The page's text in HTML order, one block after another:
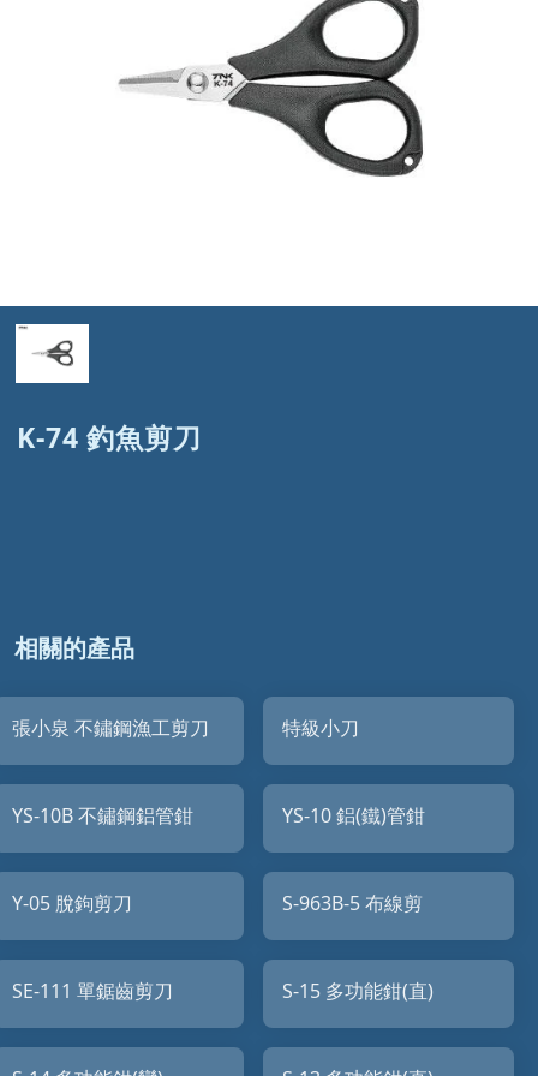
K-74 釣魚剪刀
相關的產品
張小泉 不鏽鋼漁工剪刀 特級小刀
YS-10B 不鏽鋼鋁管鉗 YS-10 鋁(鐵)管鉗
Y-05 脫鉤剪刀 S-963B-5 布線剪
SE-111 單鋸齒剪刀 S-15 多功能鉗(直)